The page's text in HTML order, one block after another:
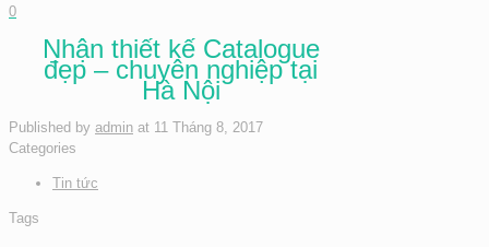
0
Nhận thiết kế Catalogue
đẹp – chuyên nghiệp tại
Hà Nội
Published by admin at 11 Tháng 8, 2017
Categories
Tin tức
Tags